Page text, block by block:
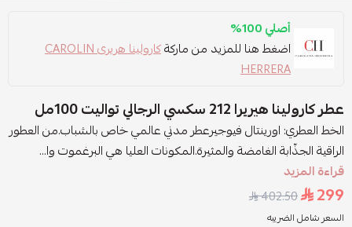
أصلي 100%
اضغط هنا للمزيد من ماركة
كارولينا هريرى CAROLIN
HERRERA
عطر كارولينا هيريرا 212 سكسي الرجالي تواليت 100مل
الخط العطري: اورينتال فيوجيرعطر مدني عالمي خاص بالشباب.من العطور
الراقية الجذّابة الغامضة والمثيرة.المكونات العليا هي البرغموت وا...
قراءة المزيد
299
402.50
السعر شامل الضريبه